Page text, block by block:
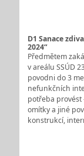
D1 Sanace
2024“
Předmětem
v areálu SSÚD
povodni do 3
nefunkčních
potřeba
omítky a jiné
konstrukcí,